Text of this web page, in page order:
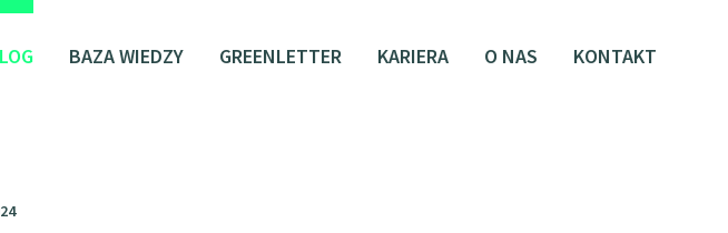
BAZA WIEDZY GREENLETTER KARIERA O NAS KONTAKT